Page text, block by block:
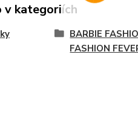
v kategoriích
BARBIE
FASHION